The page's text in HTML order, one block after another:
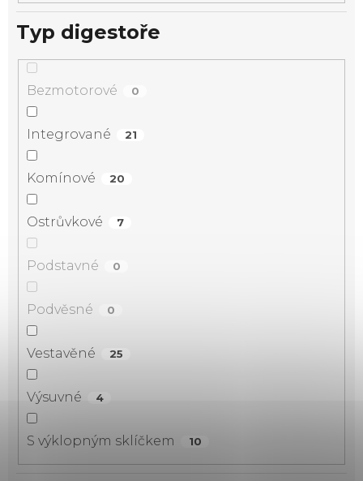
Typ digestoře
Bezmotorové 0
Integrované 21
Komínové 20
Ostrůvkové 7
Podstavné 0
Podvěsné 0
Vestavěné 25
Výsuvné 4
S výklopným sklíčkem 10